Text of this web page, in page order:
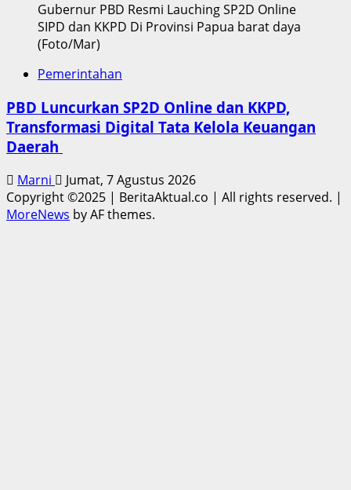
Gubernur PBD Resmi Lauching SP2D Online
SIPD dan KKPD Di Provinsi Papua barat daya
(Foto/Mar)
Pemerintahan
PBD Luncurkan SP2D Online dan KKPD,
Transformasi Digital Tata Kelola Keuangan
Daerah
Marni
Jumat, 7 Agustus 2026
Copyright ©2025 | BeritaAktual.co | All rights reserved. |
MoreNews by AF themes.